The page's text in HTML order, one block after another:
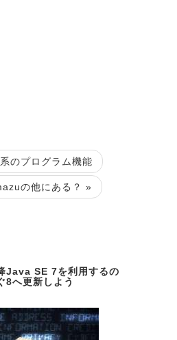
のプログラム機能
の他にある？ »
Java SE 7を利用するの
8へ更新しよう